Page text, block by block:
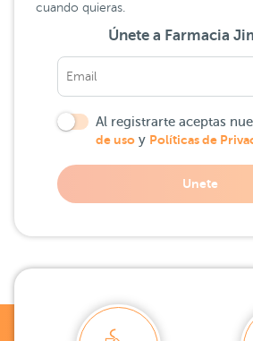
cuando quieras.
Únete a Farmacia
Al registrarte aceptas
de uso y Políticas de
Unete